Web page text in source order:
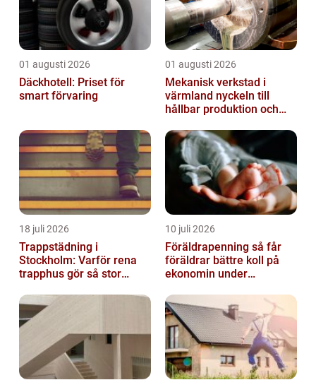
01 augusti 2026
Däckhotell: Priset för
smart förvaring
01 augusti 2026
Mekanisk verkstad i
värmland nyckeln till
hållbar produktion och
18 juli 2026
Trappstädning i
Stockholm: Varför rena
trapphus gör så stor
10 juli 2026
Föräldrapenning så får
föräldrar bättre koll på
ekonomin under